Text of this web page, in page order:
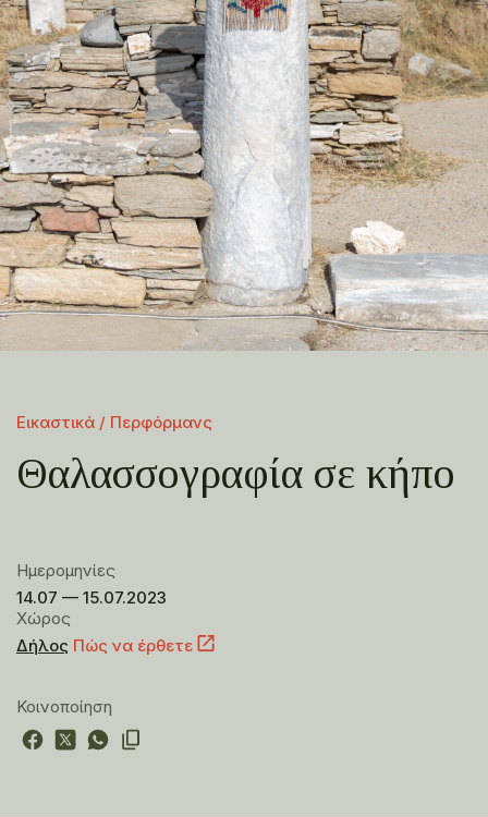
Εικαστικά / Περφόρμανς
Θαλασσογραφία σε κήπο
Ημερομηνίες
14.07 — 15.07.2023
Χώρος
Δήλος Πώς να έρθετε
Κοινοποίηση